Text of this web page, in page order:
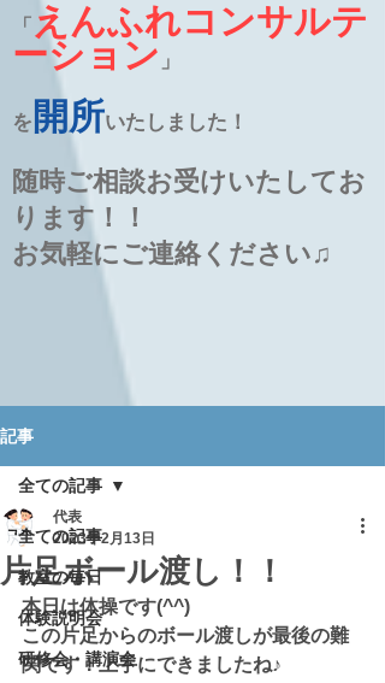
「 えんふれコンサルテ
ーション 」
を 開所いたしました！
随時ご相談お受けいたしてお
ります！！
お気軽にご連絡ください♫
記事
全ての記事
教室の毎日
体験説明会
研修会・講演会
全ての記事
片足ボール渡し！！
代表
2023年2月13日
本日は体操です(^^)
この片足からのボール渡しが最後の難
関です！上手にできましたね♪